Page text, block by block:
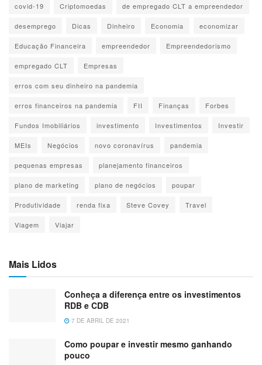
covid-19 Criptomoedas de empregado CLT a empreendedor
desemprego Dicas Dinheiro Economia economizar
Educação Financeira empreendedor Empreendedorismo
empregado CLT Empresas
erros com seu dinheiro na pandemia
erros financeiros na pandemia FII Finanças Forbes
Fundos Imobiliários investimento Investimentos Investir
MEIs Negócios novo coronavírus pandemia
pequenas empresas planejamento financeiros
plano de marketing plano de negócios poupar
Produtividade renda fixa Steve Covey Travel
Viagem Viajar
Mais Lidos
Conheça a diferença entre os investimentos
RDB e CDB
7 DE ABRIL DE 2021
Como poupar e investir mesmo ganhando
pouco